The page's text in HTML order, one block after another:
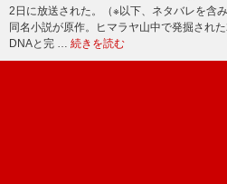
2日に放送された。（※以下、ネタバレを
同名小説が原作。ヒマラヤ山中で発掘され
DNAと完 … 続きを読む